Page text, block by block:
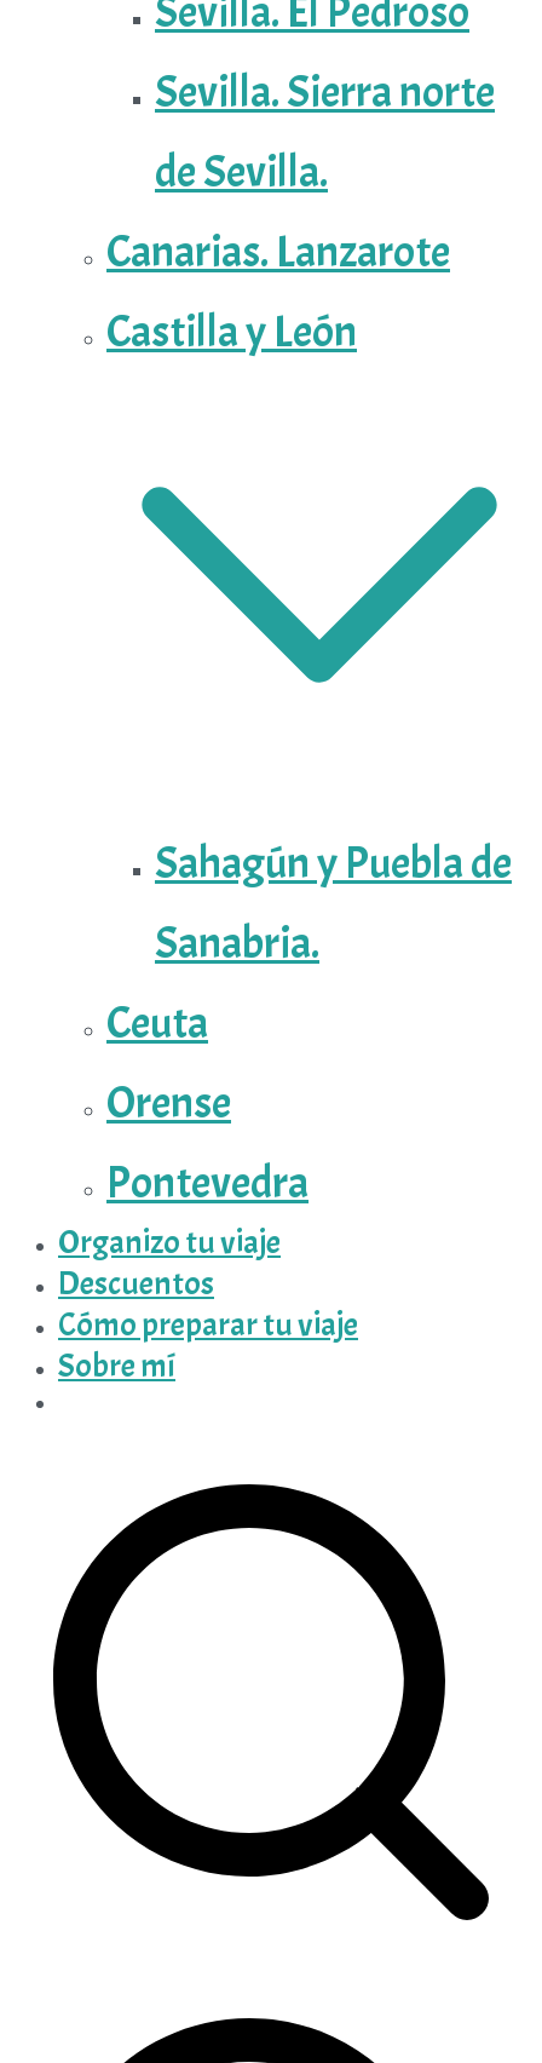
Sevilla. El Pedroso
Sevilla. Sierra norte
de Sevilla.
Canarias. Lanzarote
Castilla y León
Sahagún y Puebla de
Sanabria.
Ceuta
Orense
Pontevedra
Organizo tu viaje
Descuentos
Cómo preparar tu viaje
Sobre mí